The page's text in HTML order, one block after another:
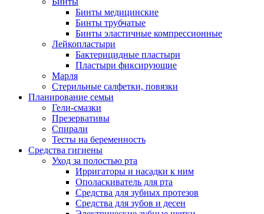
Бинты медицинские
Бинты трубчатые
Бинты эластичные компрессионные
Лейкопластыри
Бактерицидные пластыри
Пластыри фиксирующие
Марля
Стерильные салфетки, повязки
Планирование семьи
Гели-смазки
Презервативы
Спирали
Тесты на беременность
Средства гигиены
Уход за полостью рта
Ирригаторы и насадки к ним
Ополаскиватель для рта
Средства для зубных протезов
Средства для зубов и десен